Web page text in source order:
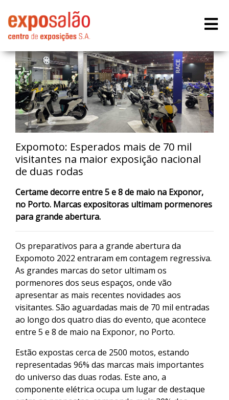
Expomoto: Esperados mais de 70 mil
visitantes na maior exposição nacional
de duas rodas
Certame decorre entre 5 e 8 de maio na Exponor,
no Porto. Marcas expositoras ultimam pormenores
para grande abertura.
Os preparativos para a grande abertura da
Expomoto 2022 entraram em contagem regressiva.
As grandes marcas do setor ultimam os
pormenores dos seus espaços, onde vão
apresentar as mais recentes novidades aos
visitantes. São aguardadas mais de 70 mil entradas
ao longo dos quatro dias do evento, que acontece
entre 5 e 8 de maio na Exponor, no Porto.
Estão expostas cerca de 2500 motos, estando
representadas 96% das marcas mais importantes
do universo das duas rodas. Este ano, a
componente elétrica ocupa um lugar de destaque